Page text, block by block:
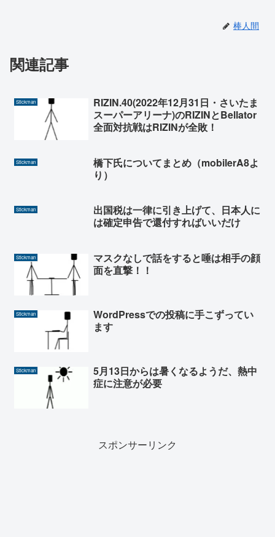
棒人間
関連記事
Stickman
RIZIN.40(2022年12月31日・さいたま
スーパーアリーナ)のRIZINとBellator
全面対抗戦はRIZINが全敗！
Stickman
橋下氏についてまとめ（mobilerA8よ
り）
Stickman
出国税は一律に引き上げて、日本人に
は確定申告で還付すればいいだけ
Stickman
マスクなしで話をすると唾は相手の顔
面を直撃！！
Stickman
WordPressでの投稿に手こずってい
ます
Stickman
5月13日からは暑くなるようだ、熱中
症に注意が必要
スポンサーリンク